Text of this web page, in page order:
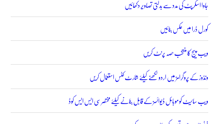
جاوا اسکرپٹ کی مدد سے بدلتی تصاویر دکھائیں
کورل ڈرا میں عکس بنائیں
ویب پیج کا منتخب حصہ پرنٹ کریں
ونڈوز کے پروگرامز میں اردو لکھنے کیلئے شارٹ کٹس استعمال کریں
ویب سائیٹ کو موبائل ڈیوائسز کے قابل بنانے کیلئے مختصر سی ایس ایس کوڈ